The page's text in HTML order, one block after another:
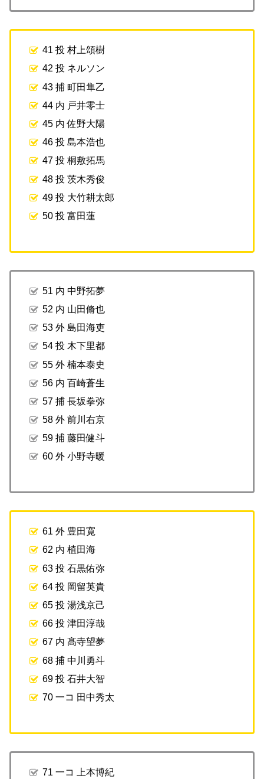
41 投 村上頌樹
42 投 ネルソン
43 捕 町田隼乙
44 内 戸井零士
45 内 佐野大陽
46 投 島本浩也
47 投 桐敷拓馬
48 投 茨木秀俊
49 投 大竹耕太郎
50 投 富田蓮
51 内 中野拓夢
52 内 山田脩也
53 外 島田海吏
54 投 木下里都
55 外 楠本泰史
56 内 百崎蒼生
57 捕 長坂拳弥
58 外 前川右京
59 捕 藤田健斗
60 外 小野寺暖
61 外 豊田寛
62 内 植田海
63 投 石黒佑弥
64 投 岡留英貴
65 投 湯浅京己
66 投 津田淳哉
67 内 髙寺望夢
68 捕 中川勇斗
69 投 石井大智
70 一コ 田中秀太
71 一コ 上本博紀